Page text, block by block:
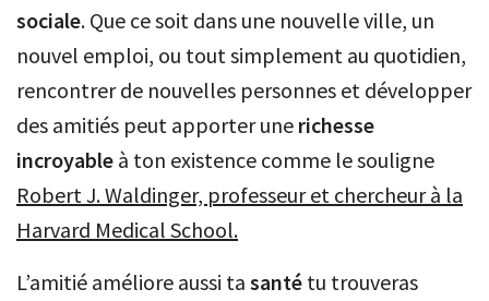
sociale. Que ce soit dans une nouvelle ville, un
nouvel emploi, ou tout simplement au quotidien,
rencontrer de nouvelles personnes et développer
des amitiés peut apporter une richesse
incroyable à ton existence comme le souligne
Robert J. Waldinger, professeur et chercheur à la
Harvard Medical School.
L’amitié améliore aussi ta santé tu trouveras